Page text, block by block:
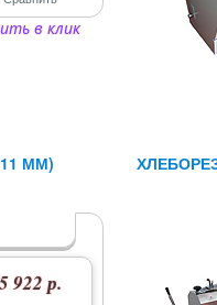
в клик
ММ)
922 р.